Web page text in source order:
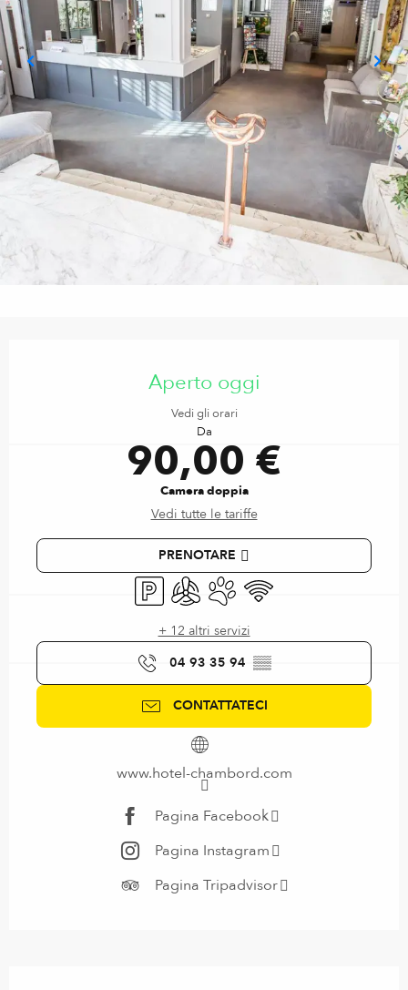
Aperto oggi
Vedi gli orari
Da
90,00 €
Camera doppia
Vedi tutte le tariffe
PRENOTARE
ParcheggioAria condizionata
Animali ammessi
Wi-Fi
+ 12 altri servizi
04 93 35 94 ▒▒
CONTATTATECI
www.hotel-chambord.com
Pagina Facebook
Pagina Instagram
Pagina Tripadvisor